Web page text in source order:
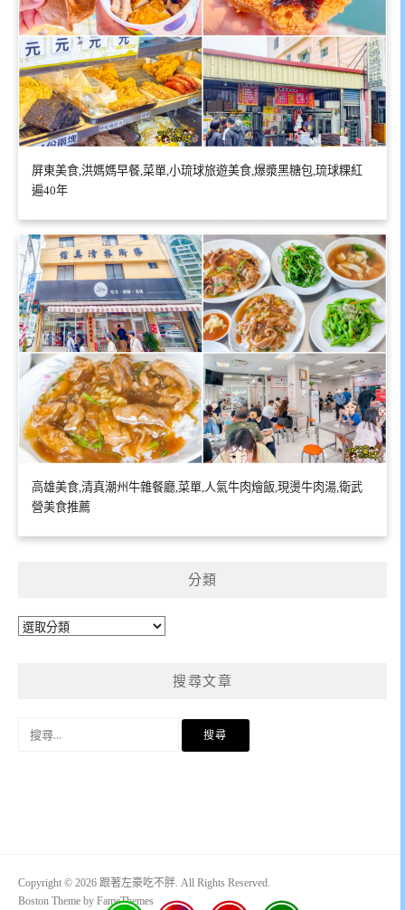
屏東美食,洪媽媽早餐,菜單,小琉球旅遊美食,爆漿黑糖包,琉球粿紅
遍40年
高雄美食,清真潮州牛雜餐廳,菜單,人氣牛肉燴飯,現燙牛肉湯,衛武
營美食推薦
分類
分
搜尋文章
Copyright © 2026 跟著左豪吃不胖. All Rights Reserved.
Boston Theme by FameThemes